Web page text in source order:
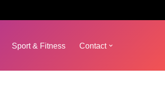
Sport & Fitness Contact